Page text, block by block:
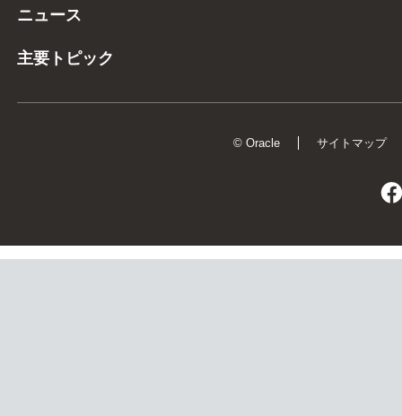
ニュース
主要トピック
© Oracle サイトマップ